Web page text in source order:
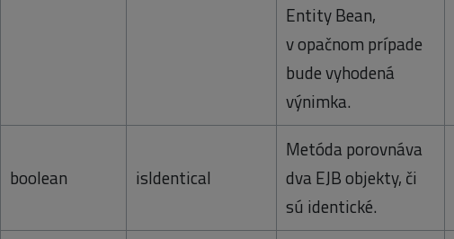
Entity Bean,
v opačnom prípade
bude vyhodená
výnimka.
boolean isIdentical
Metóda porovnáva
dva EJB objekty, či
sú identické.